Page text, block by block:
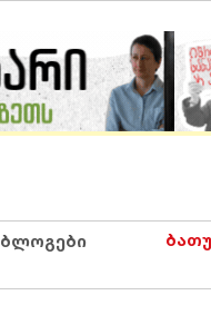
ბლოგები